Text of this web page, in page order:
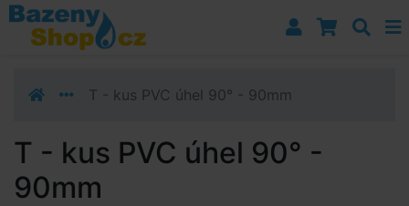
Přejít k navigaci
Přejít na obsah
Přejít k postrannímu sloupci
T - kus PVC úhel 90° - 90mm
T - kus PVC úhel 90° -
90mm